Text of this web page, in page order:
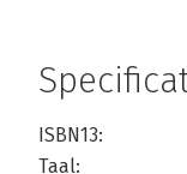
ISBN13:
Taal: